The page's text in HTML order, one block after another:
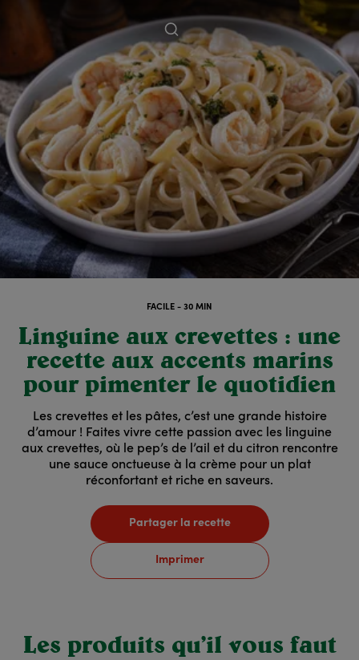
FACILE - 30 MIN
Linguine aux crevettes : une
recette aux accents marins
pour pimenter le quotidien
Les crevettes et les pâtes, c’est une grande histoire
d’amour ! Faites vivre cette passion avec les linguine
aux crevettes, où le pep’s de l’ail et du citron rencontre
une sauce onctueuse à la crème pour un plat
réconfortant et riche en saveurs.
Partager la recette
Imprimer
Les produits qu’il vous faut